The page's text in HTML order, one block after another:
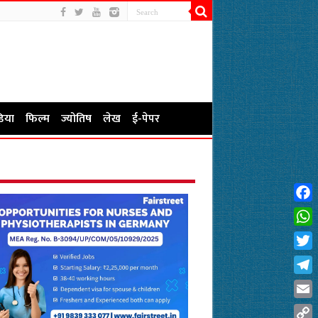
फिल्म ज्योतिष लेख ई-पेपर